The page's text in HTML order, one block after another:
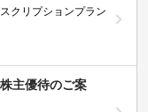
クリプションプラン
主優待のご案